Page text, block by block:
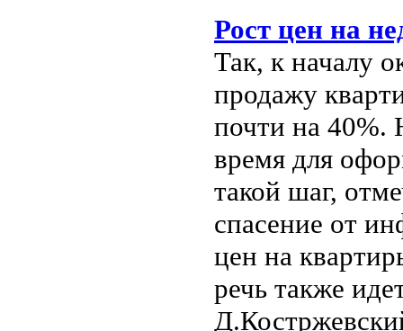
Рост цен на
Так, к началу
продажу
почти на 40%.
время для
такой шаг,
спасение от
цен на
речь также